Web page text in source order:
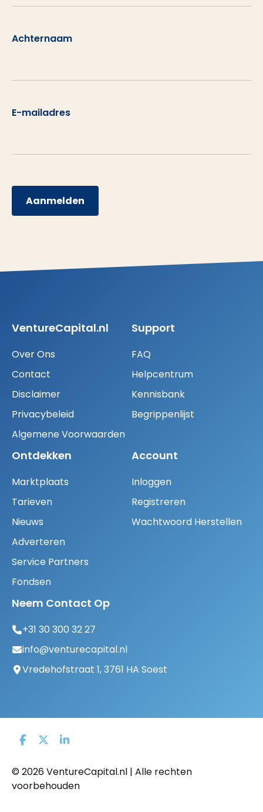
Achternaam
E-mailadres
Aanmelden
VentureCapital.nl
Over Ons
Contact
Disclaimer
Privacybeleid
Algemene Voorwaarden
Support
FAQ
Helpcentrum
Kennisbank
Begrippenlijst
Ontdekken
Marktplaats
Tarieven
Nieuws
Adverteren
Service Partners
Fondsen
Account
Inloggen
Registreren
Wachtwoord Herstellen
Neem Contact Op
+31 30 300 32 27
info@venturecapital.nl
Vredehofstraat 1, 3761 HA Soest
© 2026 VentureCapital.nl | Alle rechten
voorbehouden